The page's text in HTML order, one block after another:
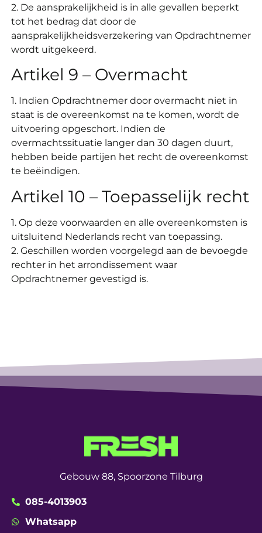
2. De aansprakelijkheid is in alle gevallen beperkt
tot het bedrag dat door de
aansprakelijkheidsverzekering van Opdrachtnemer
wordt uitgekeerd.
Artikel 9 – Overmacht
1. Indien Opdrachtnemer door overmacht niet in
staat is de overeenkomst na te komen, wordt de
uitvoering opgeschort. Indien de
overmachtssituatie langer dan 30 dagen duurt,
hebben beide partijen het recht de overeenkomst
te beëindigen.
Artikel 10 – Toepasselijk recht
1. Op deze voorwaarden en alle overeenkomsten is
uitsluitend Nederlands recht van toepassing.
2. Geschillen worden voorgelegd aan de bevoegde
rechter in het arrondissement waar
Opdrachtnemer gevestigd is.
Gebouw 88, Spoorzone Tilburg
085-4013903
Whatsapp